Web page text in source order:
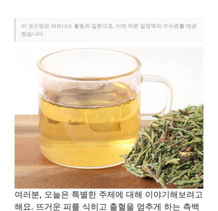
이 포스팅은 파트너스 활동의 일환으로, 이에 따른 일정액의 수수료를 제공
받습니다.
여러분, 오늘은 특별한 주제에 대해 이야기해보려고
해요. 뜨거운 피를 식히고 출혈을 멈추게 하는 측백